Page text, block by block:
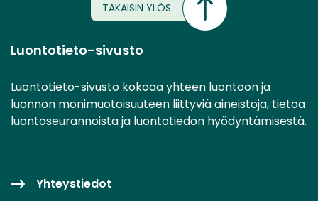
TAKAISIN YLÖS
Luontotieto-sivusto
Luontotieto-sivusto kokoaa yhteen luontoon ja
luonnon monimuotoisuuteen liittyviä aineistoja, tietoa
luontoseurannoista ja luontotiedon hyödyntämisestä.
Yhteystiedot